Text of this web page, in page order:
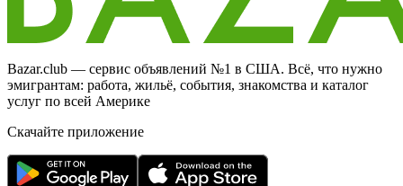
Bazar.club — сервис объявлений №1 в США. Всё, что нужно
эмигрантам: работа, жильё, события, знакомства и каталог
услуг по всей Америке
Скачайте приложение